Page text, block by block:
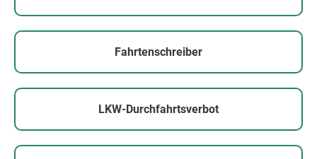
Fahrtenschreiber
LKW-Durchfahrtsverbot